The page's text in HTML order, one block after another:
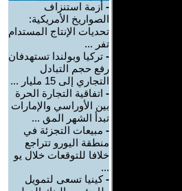
- أزمة استنزاف
الصواريخ الأمريكية:
تحديات الإنتاج المستدام
تفر ...
- تركيا وبولندا تستهدفان
رفع حجم التبادل
التجاري إلى 15 مليار ...
- اتفاقية التجارة الحرة
بين الأوراسي والإمارات
تبدأ الشهر المق ...
- مبيعات التجزئة في
منطقة اليورو تتراجع
خلافا للتوقعات خلال يو
...
-كينيا تسعى لتمويل